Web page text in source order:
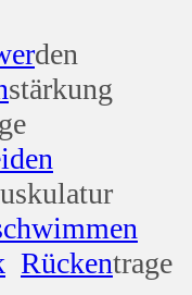
den
stärkung
Rückentrage